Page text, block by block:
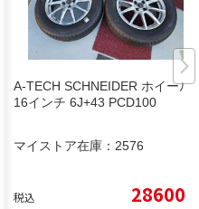
A-TECH SCHNEIDER ホイール
16インチ 6J+43 PCD100
マイストア在庫： 2576
税込 28600